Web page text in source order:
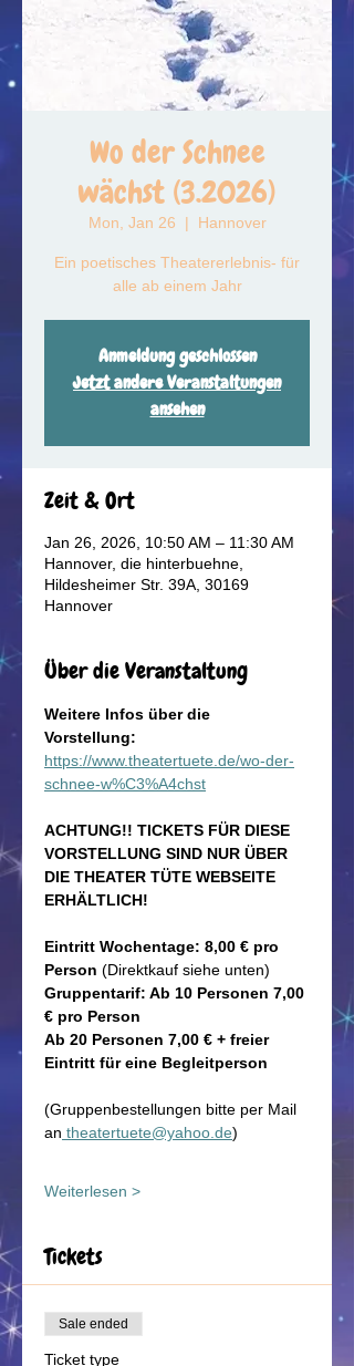
Wo der Schnee
wächst (3.2026)
Mon, Jan 26
  |
Hannover
Ein poetisches Theatererlebnis- für
alle ab einem Jahr
Anmeldung geschlossen
Jetzt andere Veranstaltungen
ansehen
Zeit & Ort
Jan 26, 2026, 10:50 AM – 11:30 AM
Hannover, die hinterbuehne,
Hildesheimer Str. 39A, 30169
Hannover
Über die Veranstaltung
Weitere Infos über die
Vorstellung:
https://www.theatertuete.de/wo-der-
schnee-w%C3%A4chst
ACHTUNG!! TICKETS FÜR DIESE
VORSTELLUNG SIND NUR ÜBER
DIE THEATER TÜTE WEBSEITE
ERHÄLTLICH!
Eintritt Wochentage: 8,00 € pro
Person (Direktkauf siehe unten)
Gruppentarif: Ab 10 Personen 7,00
€ pro Person
Ab 20 Personen 7,00 € + freier
Eintritt für eine Begleitperson
(Gruppenbestellungen bitte per Mail
an theatertuete@yahoo.de)
Weiterlesen >
Tickets
Sale ended
Ticket type